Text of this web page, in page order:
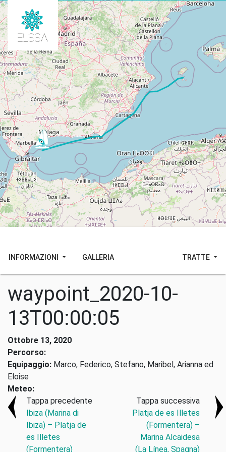
INFORMAZIONI GALLERIA TRATTE
waypoint_2020-10-
13T00:00:05
Ottobre 13, 2020
Percorso:
Equipaggio: Marco, Federico, Stefano, Maribel, Arianna ed
Eloise
Meteo:
Tappa precedente
Ibiza (Marina di
Ibiza) – Platja de
es Illetes
(Formentera)
Tappa successiva
Platja de es Illetes
(Formentera) –
Marina Alcaidesa
(La Línea, Spagna)